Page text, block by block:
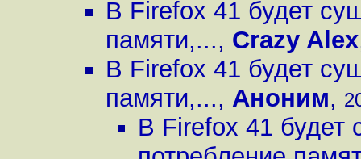
В Firefox 41 будет
памяти,..., Crazy Alex
В Firefox 41 будет
памяти,..., Аноним,
В Firefox 41 будет